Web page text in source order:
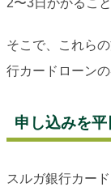
そこで、これら
行カードローン
申し込みを平
スルガ銀行カー